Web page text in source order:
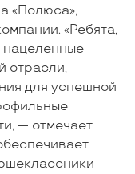
«Полюса»,
«Ребята,
отрасли,
для успешной
— отмечает